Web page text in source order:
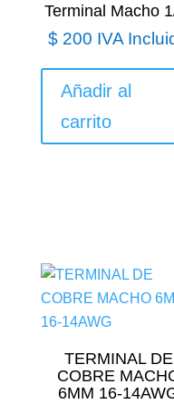
Terminal Macho
$ 200 IVA
Añadir al
carrito
TERMINAL DE
COBRE
6MM 16-